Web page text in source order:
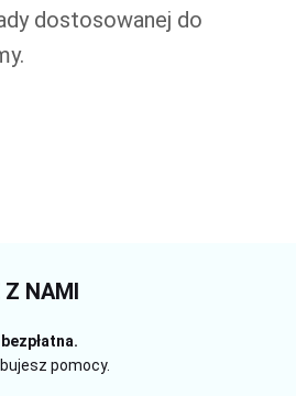
dostosowanej do
Z NAMI
pomocy.